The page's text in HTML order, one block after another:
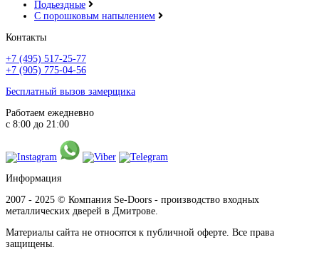
Подьездные
С порошковым напылением
Контакты
+7 (495) 517-25-77
+7 (905) 775-04-56
Бесплатный вызов замерщика
Работаем ежедневно
с 8:00 до 21:00
Информация
2007 - 2025 © Компания Se-Doors - производство входных
металлических дверей в Дмитрове.
Материалы сайта не относятся к публичной оферте. Все права
защищены.